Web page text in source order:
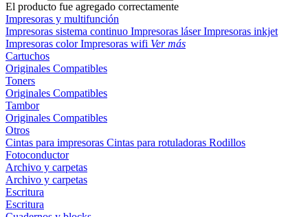
El producto fue agregado correctamente
Impresoras y multifunción
Impresoras sistema continuo Impresoras láserImpresoras inkjet
Impresoras colorImpresoras wifi Ver más
Cartuchos
Originales Compatibles
Toners
Originales Compatibles
Tambor
Originales Compatibles
Otros
Cintas para impresoras Cintas para rotuladoras Rodillos
Fotoconductor
Archivo y carpetas
Archivo y carpetas
Escritura
Escritura